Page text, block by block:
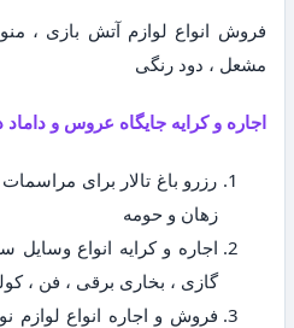
فروش انواع لوازم آتش بازی ،
مشعل ، دود رنگی
اجاره و کرایه جایگاه عروس و داماد
رزرو باغ تالار برای
زهان و حومه
اجاره و کرایه انواع
گازی ، بخاری برقی ، فن ،
فروش و اجاره انواع لوازم